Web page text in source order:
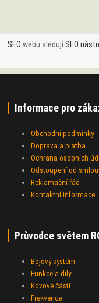
SEO webu sledujíSEO
Informace pro
Obchodní podmínky
Doprava a platba
Ochrana osobních
Odstoupení od
Reklamační řád
Kontaktní informace
Průvodce světem
Bojový systém
Funkce a díly
Kovové části
Frekvence